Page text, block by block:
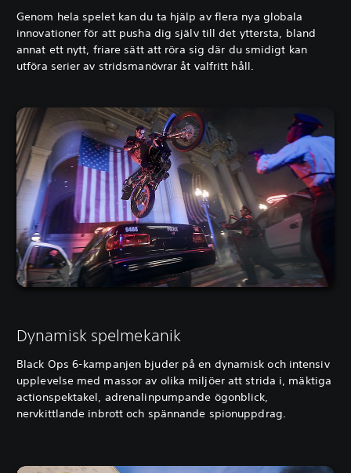
Genom hela spelet kan du ta hjälp av flera nya globala
innovationer för att pusha dig själv till det yttersta, bland
annat ett nytt, friare sätt att röra sig där du smidigt kan
utföra serier av stridsmanövrar åt valfritt håll.
Dynamisk spelmekanik
Black Ops 6-kampanjen bjuder på en dynamisk och intensiv
upplevelse med massor av olika miljöer att strida i, mäktiga
actionspektakel, adrenalinpumpande ögonblick,
nervkittlande inbrott och spännande spionuppdrag.